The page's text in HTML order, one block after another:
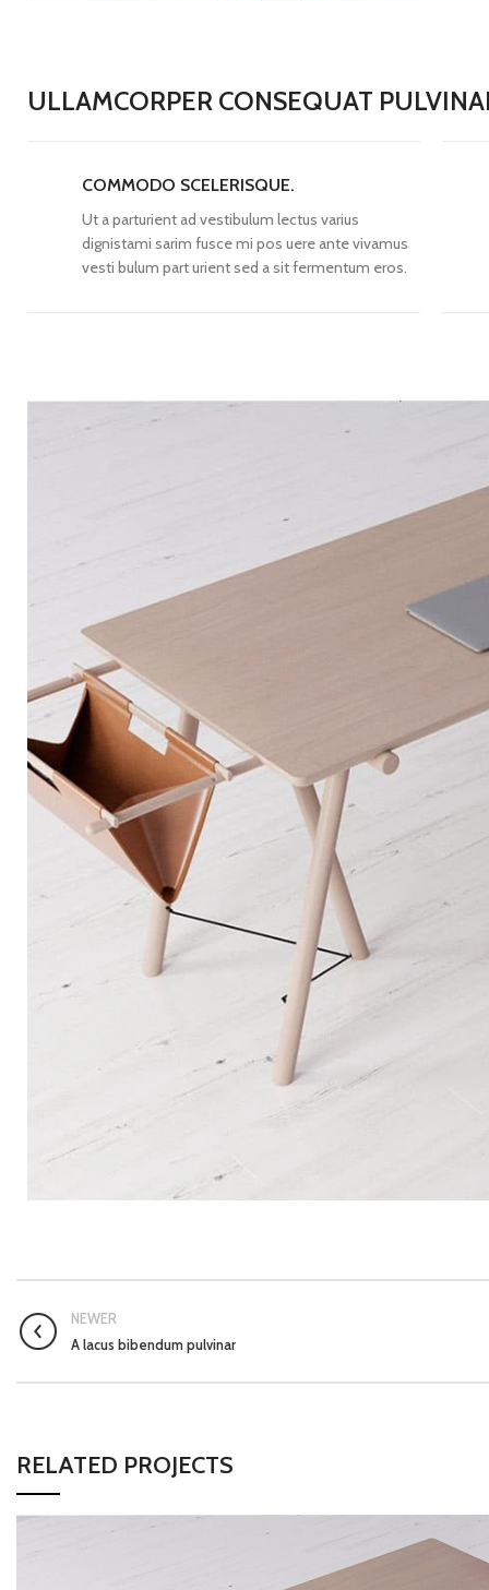
ULLAMCORPER CONSEQUAT
COMMODO SCELERISQUE.
Ut a parturient ad vestibulum lectus varius
dignistami sarim fusce mi pos uere ante vivamus
vesti bulum part urient sed a sit fermentum eros.
NEWER
A lacus bibendum pulvinar
RELATED PROJECTS